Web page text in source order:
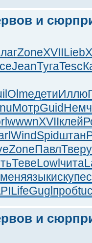
и
ZoneXVIILieb
JeanТугаTesc
OlmeдетиИллю
МотрGuidНемч
wwwnXVIIклей
WindSpidштан
ZoneПавлТвер
ТевеLowlчита
меняязыкиску
LifeGuglпроб
и